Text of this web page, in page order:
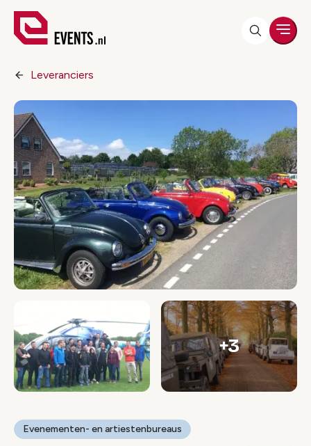
Leveranciers
+3
Evenementen- en artiestenbureaus